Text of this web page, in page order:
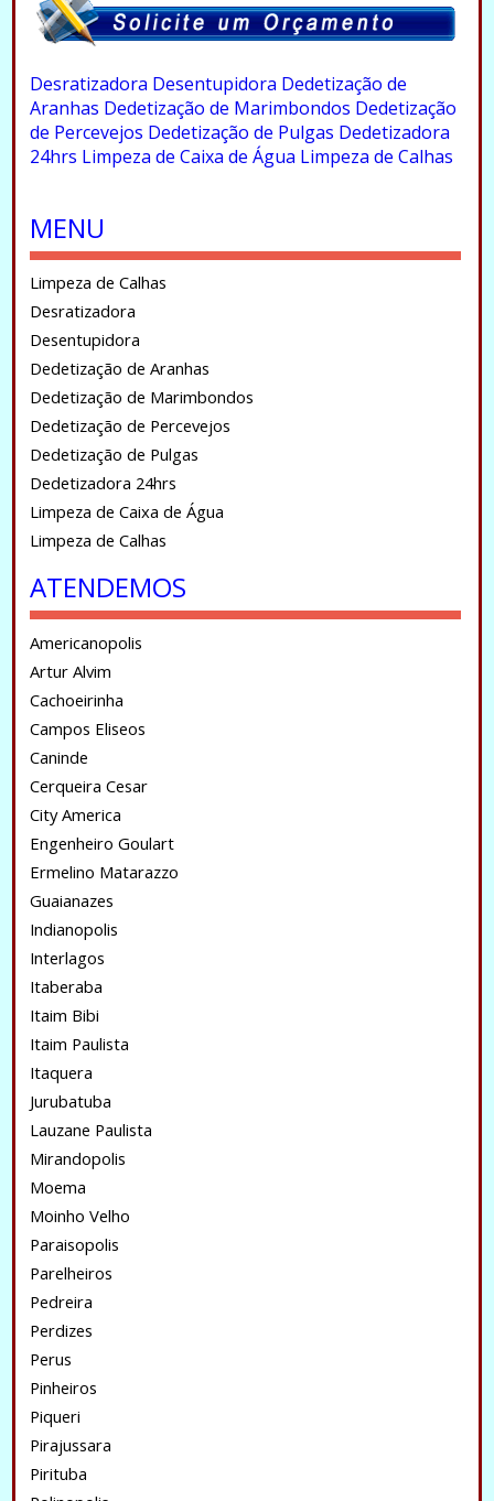
Desratizadora Desentupidora Dedetização de
Aranhas Dedetização de Marimbondos Dedetização
de Percevejos Dedetização de Pulgas Dedetizadora
24hrs Limpeza de Caixa de Água Limpeza de Calhas
MENU
Limpeza de Calhas
Desratizadora
Desentupidora
Dedetização de Aranhas
Dedetização de Marimbondos
Dedetização de Percevejos
Dedetização de Pulgas
Dedetizadora 24hrs
Limpeza de Caixa de Água
Limpeza de Calhas
ATENDEMOS
Americanopolis
Artur Alvim
Cachoeirinha
Campos Eliseos
Caninde
Cerqueira Cesar
City America
Engenheiro Goulart
Ermelino Matarazzo
Guaianazes
Indianopolis
Interlagos
Itaberaba
Itaim Bibi
Itaim Paulista
Itaquera
Jurubatuba
Lauzane Paulista
Mirandopolis
Moema
Moinho Velho
Paraisopolis
Parelheiros
Pedreira
Perdizes
Perus
Pinheiros
Piqueri
Pirajussara
Pirituba